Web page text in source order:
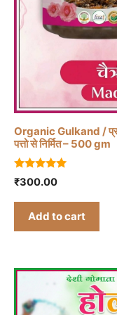
Organic Gulkand /
पत्तो से निर्मित – 500 gm
5.00
out of 5
₹300.00
Add to cart